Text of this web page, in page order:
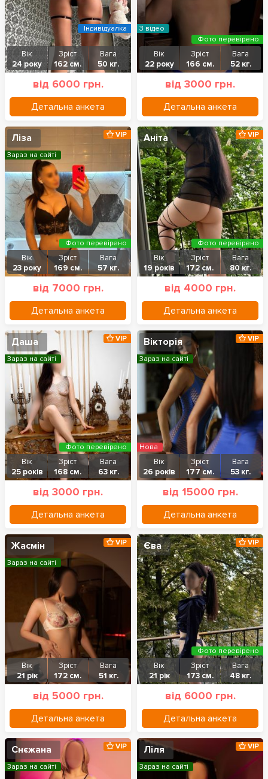
Вік
24 року
Зріст
162 см.
Вага
50 кг.
від 6000 грн.
Детальна анкета
Індивідуалка
Вік
22 року
Зріст
166 см.
Вага
52 кг.
від 3000 грн.
Детальна анкета
З відео
Фото перевірено
Ліза
Вік
23 року
Зріст
169 см.
Вага
57 кг.
від 7000 грн.
Детальна анкета
VIP
Зараз на сайті
Фото перевірено
Аніта
Вік
19 років
Зріст
172 см.
Вага
80 кг.
від 4000 грн.
Детальна анкета
VIP
Фото перевірено
Даша
Вік
25 років
Зріст
168 см.
Вага
63 кг.
від 3000 грн.
Детальна анкета
VIP
Зараз на сайті
Фото перевірено
Вікторія
Вік
26 років
Зріст
177 см.
Вага
53 кг.
від 15000 грн.
Детальна анкета
VIP
Зараз на сайті
Нова
Жасмін
Вік
21 рік
Зріст
172 см.
Вага
51 кг.
від 5000 грн.
Детальна анкета
VIP
Зараз на сайті
Єва
Вік
21 рік
Зріст
173 см.
Вага
48 кг.
від 6000 грн.
Детальна анкета
VIP
Фото перевірено
Снєжана VIP
Зараз на сайті
Ліля VIP
Зараз на сайті